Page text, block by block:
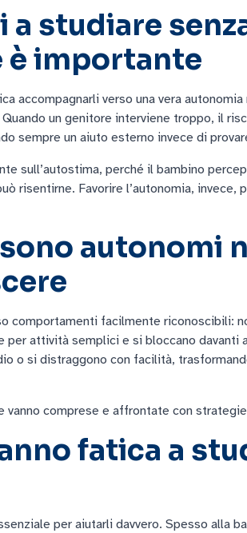
studiare
importante
accompagnarli verso una vera
un genitore interviene troppo, il
sempre un aiuto esterno invece di
sull’autostima, perché il bambino
risentirne. Favorire l’autonomia,
autonomi
comportamenti facilmente riconoscibili:
attività semplici e si bloccano davanti
o si distraggono con facilità,
comprese e affrontate con
fatica a
per aiutarli davvero. Spesso alla